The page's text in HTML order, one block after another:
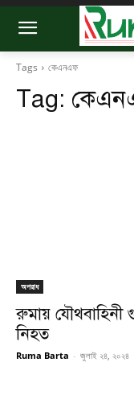
Tags কেএনএফ
Tag:
অপরাধ
রুমায়
নিহত
Ruma Barta - জুলাই ২৪, ২০২৪